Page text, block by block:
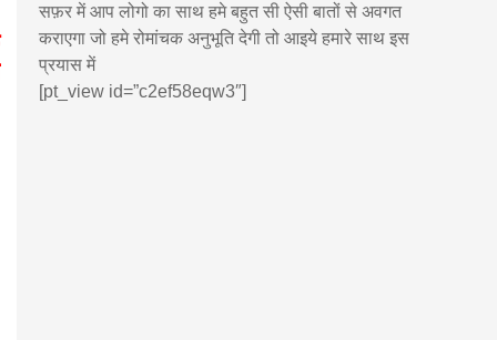
सफ़र में आप लोगो का साथ हमे बहुत सी ऐसी बातों से अवगत
कराएगा जो हमे रोमांचक अनुभूति देगी तो आइये हमारे साथ इस
प्रयास में
[pt_view id=”c2ef58eqw3″]